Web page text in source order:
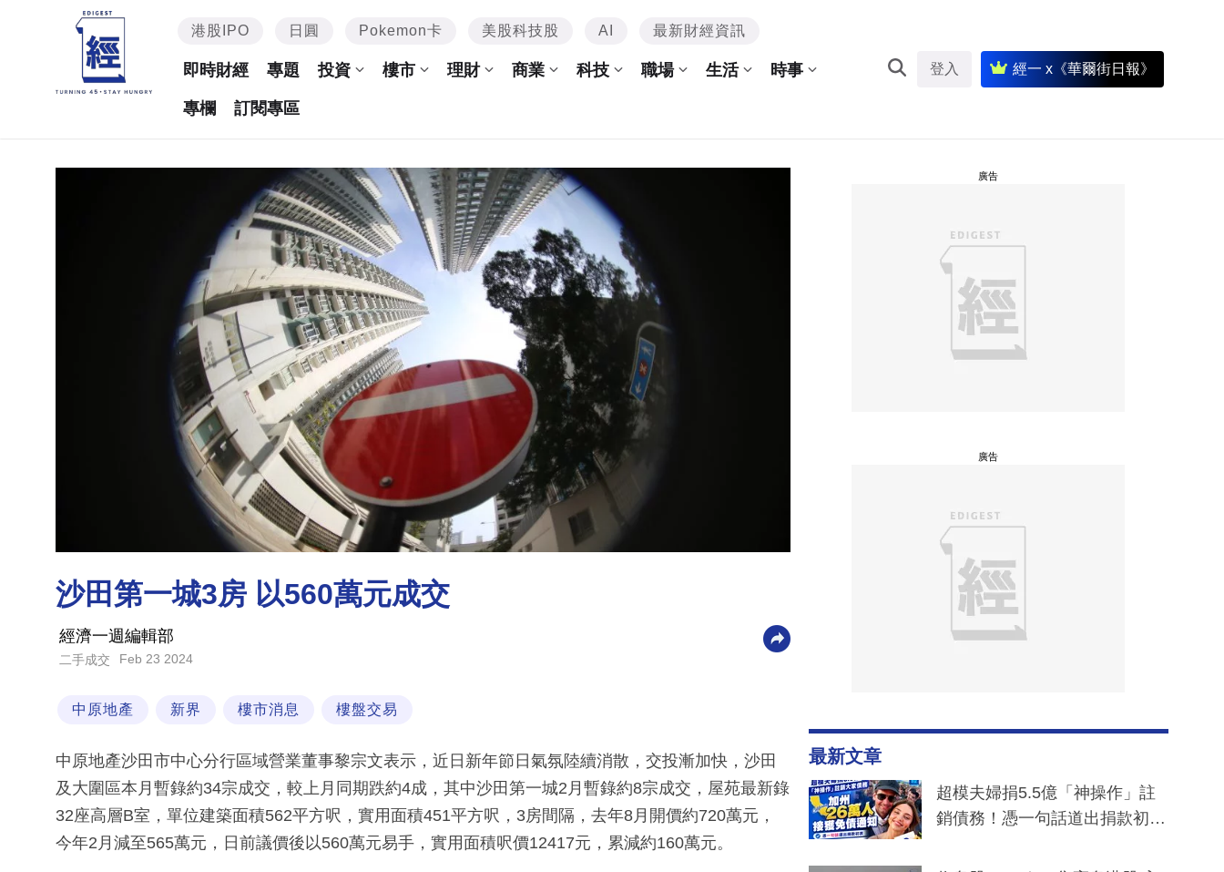
港股IPO 日圓 Pokemon卡 美股科技股 AI 最新財經資訊
即時財經 專題 投資 樓市 理財 商業 科技 職場 生活 時事
專欄 訂閱專區
登入 經一 x《華爾街日報》
沙田第一城3房 以560萬元成交
經濟一週編輯部
二手成交 Feb 23 2024
中原地產 新界 樓市消息 樓盤交易
中原地產沙田市中心分行區域營業董事黎宗文表示，近日新年節日氣氛陸續消散，交投漸加快，沙田
及大圍區本月暫錄約34宗成交，較上月同期跌約4成，其中沙田第一城2月暫錄約8宗成交，屋苑最新錄
32座高層B室，單位建築面積562平方呎，實用面積451平方呎，3房間隔，去年8月開價約720萬元，
今年2月減至565萬元，日前議價後以560萬元易手，實用面積呎價12417元，累減約160萬元。
廣告
廣告
最新文章
超模夫婦捐5.5億「神操作」註
銷債務！憑一句話道出捐款初